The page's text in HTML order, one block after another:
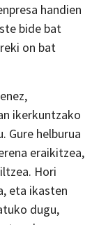
handien
bide bat
on bat
ikerkuntzako
Gure helburua
eraikitzea,
Hori
eta ikasten
dugu,